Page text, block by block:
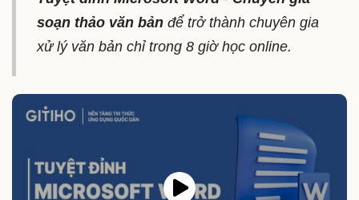
soạn thảo văn bảnđể trở thành chuyên gia
xử lý văn bản chỉ trong 8 giờ học online.